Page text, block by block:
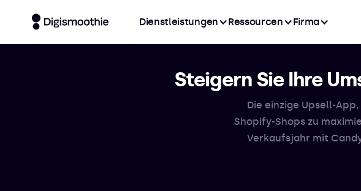
Dienstleistungen Ressourcen Firma
Steigern Sie Ihre
Die einzige Upsell-
Shopify-Shops zu
Verkaufsjahr mit